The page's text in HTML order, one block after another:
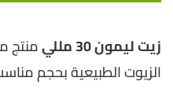
زيت ليمون 30 مللي
منتج
الزيوت الطبيعية بحجم